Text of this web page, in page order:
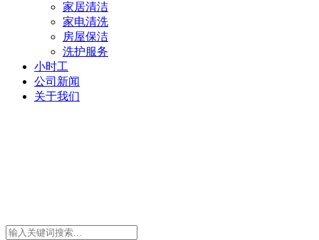
家居清洁
家电清洗
房屋保洁
洗护服务
小时工
公司新闻
关于我们